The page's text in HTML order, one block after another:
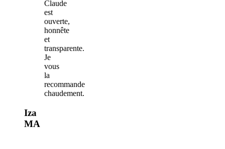
Claude
est
ouverte,
honnête
et
transparente.
Je
vous
la
recommande
chaudement.
Iza
MA